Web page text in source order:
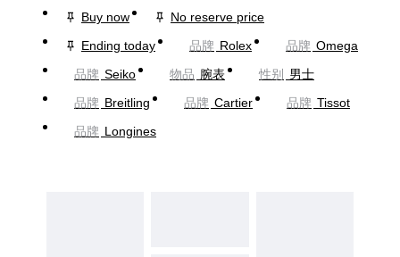
Buy now
No reserve price
Ending today
品牌 Rolex 品牌 Omega
品牌 Seiko 物品 腕表 性别
男士
品牌 Breitling 品牌 Cartier 品牌 Tissot
品牌 Longines